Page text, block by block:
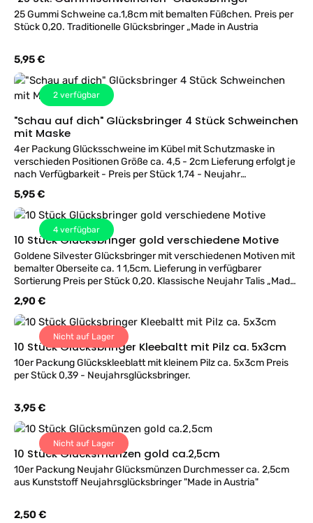
25 Gummi Schweine ca.1,8cm mit bemalten Füßchen. Preis per
Stück 0,20. Traditionelle Glücksbringer „Made in Austria
Regulärer Preis:
5,95 €
2 verfügbar
"Schau auf dich" Glücksbringer 4 Stück Schweinchen
mit Maske
4er Packung Glücksschweine im Kübel mit Schutzmaske in
verschieden Positionen Größe ca. 4,5 - 2cm Lieferung erfolgt je
nach Verfügbarkeit - Preis per Stück 1,74 - Neujahr
Regulärer Preis:
5,95 €
4 verfügbar
10 Stück Glücksbringer gold verschiedene Motive
Goldene Silvester Glücksbringer mit verschiedenen Motiven mit
bemalter Oberseite ca. 1 1,5cm. Lieferung in verfügbarer
Sortierung Preis per Stück 0,20. Klassische Neujahr Talis „Made
Regulärer Preis:
2,90 €
Nicht auf Lager
10 Stück Glücksbringer Kleebaltt mit Pilz ca. 5x3cm
10er Packung Glückskleeblatt mit kleinem Pilz ca. 5x3cm Preis
per Stück 0,39 - Neujahrsglücksbringer.
Regulärer Preis:
3,95 €
Nicht auf Lager
10 Stück Glücksmünzen gold ca.2,5cm
10er Packung Neujahr Glücksmünzen Durchmesser ca. 2,5cm
aus Kunststoff Neujahrsglücksbringer "Made in Austria"
Regulärer Preis:
2,50 €